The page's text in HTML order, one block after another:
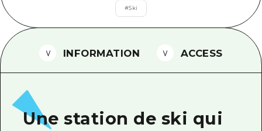
Guide bénévole
Informations sur le transport en
#Ski
INFORMATION ACCESS
Une station de ski qui